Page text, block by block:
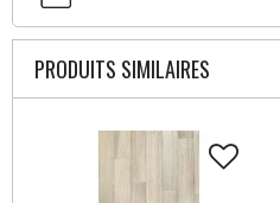
PRODUITS SIMILAIRES